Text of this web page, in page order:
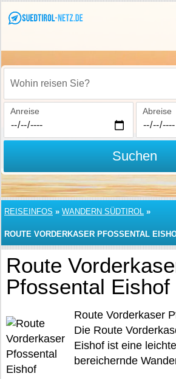
Wohin reisen Sie?
Anreise Abreise
Suchen
REISEINFOS » WANDERN SÜDTIROL »
ROUTE VORDERKASER PFOSSENTAL
Route
Pfossental Eishof
Route Vorderkaser
Die Route
Eishof ist eine
bereichernde